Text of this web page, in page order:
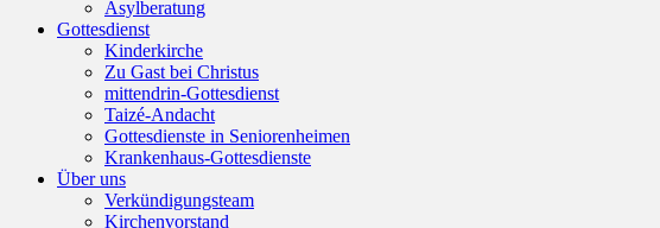
Asylberatung
Gottesdienst
Kinderkirche
Zu Gast bei Christus
mittendrin-Gottesdienst
Taizé-Andacht
Gottesdienste in Seniorenheimen
Krankenhaus-Gottesdienste
Über uns
Verkündigungsteam
Kirchenvorstand